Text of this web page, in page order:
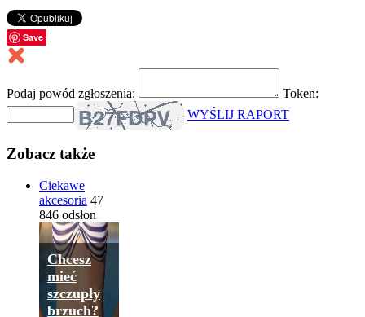
Save
Podaj powód zgłoszenia:
Token:
WYŚLIJ RAPORT
Zobacz także
Ciekawe
akcesoria 47
846 odsłon
Chcesz
mieć
szczupły
brzuch?